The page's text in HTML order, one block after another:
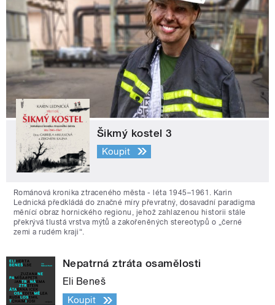
Šikmý kostel 3
Koupit
Románová kronika ztraceného města - léta 1945–1961. Karin
Lednická předkládá do značné míry převratný, dosavadní paradigma
měnící obraz hornického regionu, jehož zahlazenou historii stále
překrývá tlustá vrstva mýtů a zakořeněných stereotypů o „černé
zemi a rudém kraji“.
Nepatrná ztráta osamělosti
Eli Beneš
Koupit